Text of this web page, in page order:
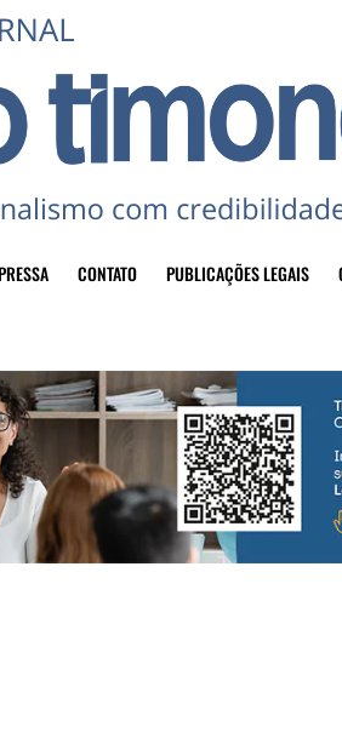
CONTATO PUBLICAÇÕES LEGAIS